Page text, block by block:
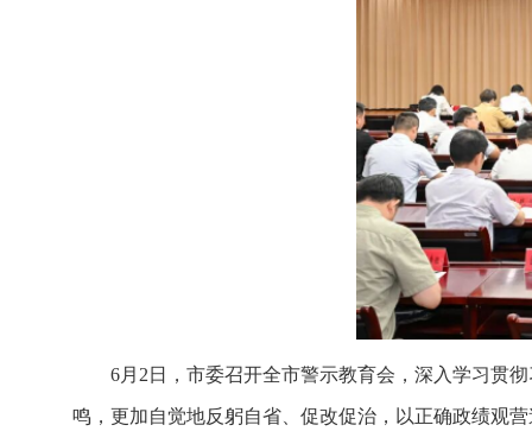
6月2日，市委召开全市警示教育会，深入学习贯
鸣，更加自觉地反躬自省、促改促治，以正确政绩观